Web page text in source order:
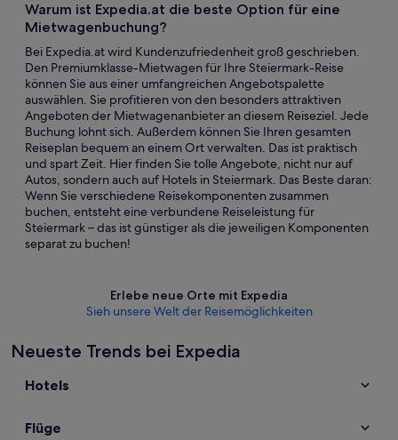
Warum ist Expedia.at die beste Option für eine
Mietwagenbuchung?
Bei Expedia.at wird Kundenzufriedenheit groß geschrieben.
Den Premiumklasse-Mietwagen für Ihre Steiermark-Reise
können Sie aus einer umfangreichen Angebotspalette
auswählen. Sie profitieren von den besonders attraktiven
Angeboten der Mietwagenanbieter an diesem Reiseziel. Jede
Buchung lohnt sich. Außerdem können Sie Ihren gesamten
Reiseplan bequem an einem Ort verwalten. Das ist praktisch
und spart Zeit. Hier finden Sie tolle Angebote, nicht nur auf
Autos, sondern auch auf Hotels in Steiermark. Das Beste daran:
Wenn Sie verschiedene Reisekomponenten zusammen
buchen, entsteht eine verbundene Reiseleistung für
Steiermark – das ist günstiger als die jeweiligen Komponenten
separat zu buchen!
Erlebe neue Orte mit Expedia
Sieh unsere Welt der Reisemöglichkeiten
Neueste Trends bei Expedia
Hotels
Flüge